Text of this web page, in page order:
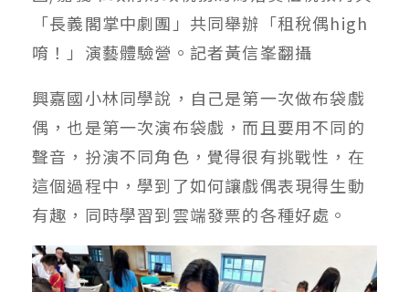
「長義閣掌中劇團」共同舉辦「租稅偶high
唷！」演藝體驗營。記者黃信峯翻攝
興嘉國小林同學說，自己是第一次做布袋戲
偶，也是第一次演布袋戲，而且要用不同的
聲音，扮演不同角色，覺得很有挑戰性，在
這個過程中，學到了如何讓戲偶表現得生動
有趣，同時學習到雲端發票的各種好處。